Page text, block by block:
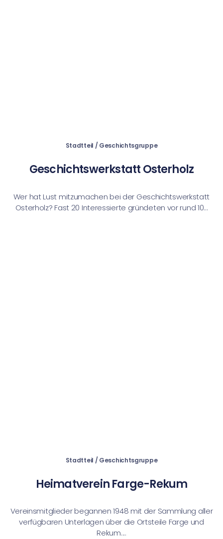
Stadtteil / Geschichtsgruppe
Geschichtswerkstatt Osterholz
Wer hat Lust mitzumachen bei der Geschichtswerkstatt
Osterholz? Fast 20 Interessierte gründeten vor rund 10...
Stadtteil / Geschichtsgruppe
Heimatverein Farge-Rekum
Vereinsmitglieder begannen 1948 mit der Sammlung aller
verfügbaren Unterlagen über die Ortsteile Farge und
Rekum....